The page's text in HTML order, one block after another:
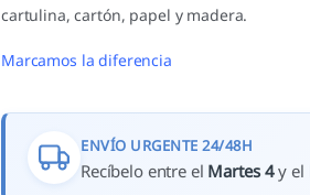
cartulina, cartón, papel y madera.
Marcamos la diferencia
ENVÍO URGENTE 24/48H
Recíbelo entre el Martes 4y el